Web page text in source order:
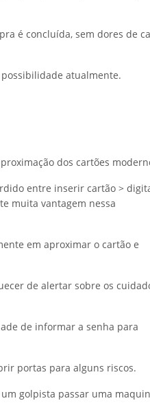
é concluída, sem dores de
atualmente.
dos cartões
entre inserir cartão >
muita vantagem nessa
em aproximar o cartão e
de alertar sobre os
de informar a senha para
portas para alguns riscos.
golpista passar uma